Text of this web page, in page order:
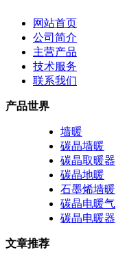
网站首页
公司简介
主营产品
技术服务
联系我们
产品世界
墙暖
碳晶墙暖
碳晶取暖器
碳晶地暖
石墨烯墙暖
碳晶电暖气
碳晶电暖器
文章推荐